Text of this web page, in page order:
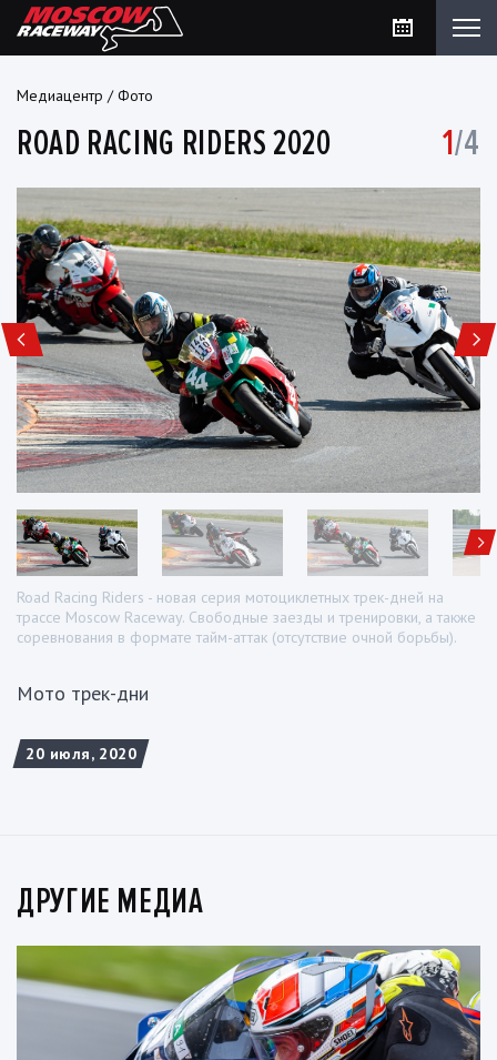
Медиацентр /Фото
ROAD RACING RIDERS 2020 1/4
Road Racing Riders - новая серия мотоциклетных трек-дней на
трассе Moscow Raceway. Свободные заезды и тренировки, а также
соревнования в формате тайм-аттак (отсутствие очной борьбы).
Мото трек-дни
20 июля, 2020
ДРУГИЕ МЕДИА